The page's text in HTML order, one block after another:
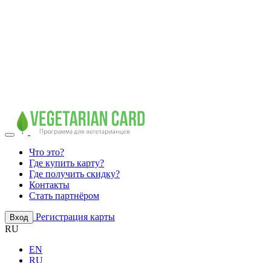
Что это?
Где купить карту?
Где получить скидку?
Контакты
Стать партнёром
Вход
Регистрация карты
RU
EN
RU